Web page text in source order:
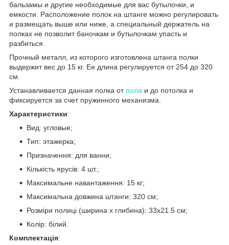
бальзамы и другие необходимые для вас бутылочки, и
емкости. Расположение полок на штанге можно регулировать
и размещать выше или ниже, а специальный держатель на
полках не позволит баночкам и бутылочкам упасть и
разбиться.
Прочный металл, из которого изготовлена штанга полки
выдержит вес до 15 кг. Ее длина регулируется от 254 до 320
см.
Устанавливается данная полка от пола и до потолка и
фиксируется за счет пружинного механизма.
Характеристики:
Вид: угловые;
Тип: этажерка;
Призначення: для ванни;
Кількість ярусів: 4 шт.;
Максимальне навантаження: 15 кг;
Максимальна довжина штанги: 320 см;
Розміри полиці (ширина х глибина): 33х21.5 см;
Колір: білий.
Комплектація: